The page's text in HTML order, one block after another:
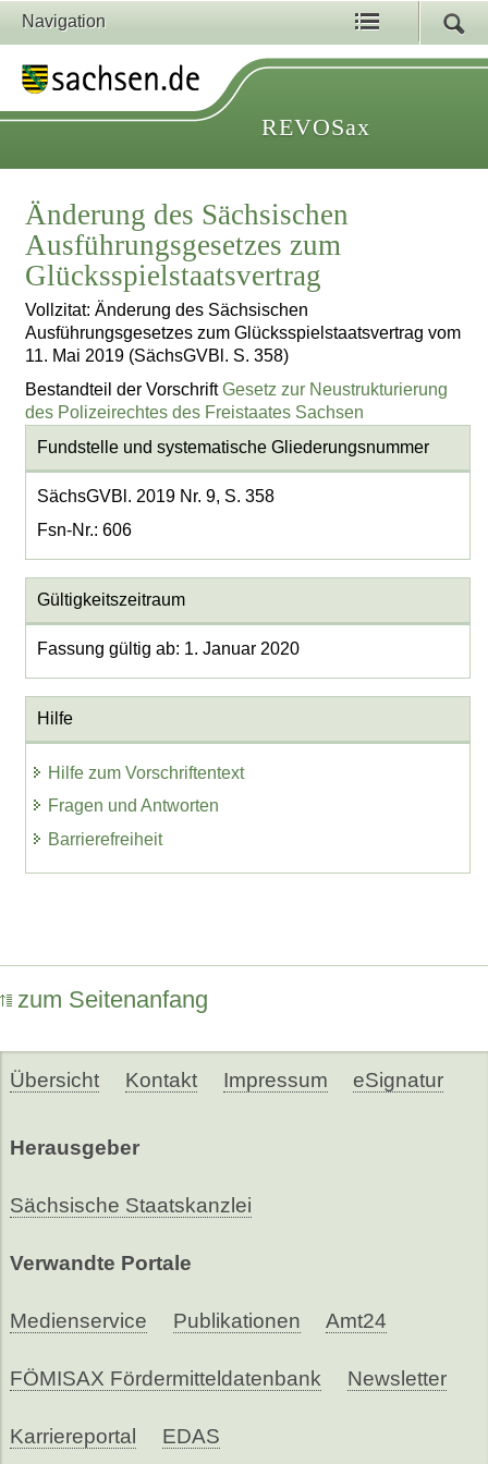
Navigation
REVOSax
Änderung des Sächsischen
Ausführungsgesetzes zum
Glücksspielstaatsvertrag
Vollzitat: Änderung des Sächsischen
Ausführungsgesetzes zum Glücksspielstaatsvertrag vom
11. Mai 2019 (SächsGVBl. S. 358)
Bestandteil der VorschriftGesetz zur Neustrukturierung
des Polizeirechtes des Freistaates Sachsen
Fundstelle und systematische Gliederungsnummer
SächsGVBl. 2019 Nr. 9, S. 358
Fsn-Nr.: 606
Gültigkeitszeitraum
Fassung gültig ab: 1. Januar 2020
Hilfe
Hilfe zum Vorschriftentext
Fragen und Antworten
Barrierefreiheit
zum Seitenanfang
Übersicht Kontakt Impressum eSignatur
Herausgeber
Sächsische Staatskanzlei
Verwandte Portale
Medienservice Publikationen Amt24
FÖMISAX Fördermitteldatenbank Newsletter
Karriereportal EDAS